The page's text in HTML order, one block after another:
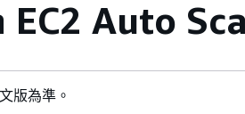
Auto
版為準。